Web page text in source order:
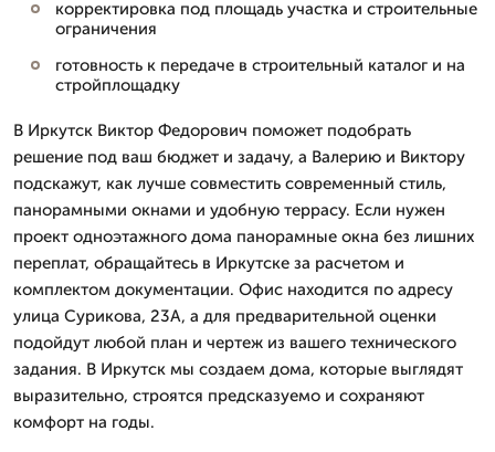
корректировка под площадь участка и строительные
ограничения
готовность к передаче в строительный каталог и на
стройплощадку
В Иркутск Виктор Федорович поможет подобрать
решение под ваш бюджет и задачу, а Валерию и Виктору
подскажут, как лучше совместить современный стиль,
панорамными окнами и удобную террасу. Если нужен
проект одноэтажного дома панорамные окна без лишних
переплат, обращайтесь в Иркутске за расчетом и
комплектом документации. Офис находится по адресу
улица Сурикова, 23А, а для предварительной оценки
подойдут любой план и чертеж из вашего технического
задания. В Иркутск мы создаем дома, которые выглядят
выразительно, строятся предсказуемо и сохраняют
комфорт на годы.